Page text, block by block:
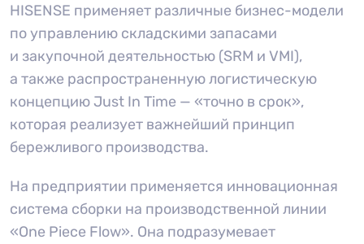
HISENSE применяет различные бизнес-модели
по управлению складскими запасами
и закупочной деятельностью (SRM и VMI),
а также распространенную логистическую
концепцию Just In Time — «точно в срок»,
которая реализует важнейший принцип
бережливого производства.
На предприятии применяется инновационная
система сборки на производственной линии
«One Piece Flow». Она подразумевает